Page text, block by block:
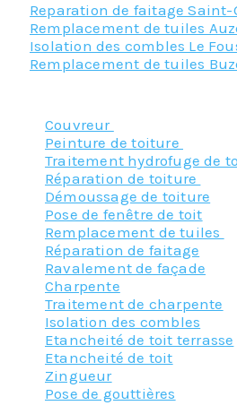
Reparation de faitage Saint-
Remplacement de tuiles
Isolation des combles Le
Remplacement de tuiles
Couvreur
Peinture de toiture
Traitement hydrofuge de
Réparation de toiture
Démoussage de toiture
Pose de fenêtre de toit
Remplacement de tuiles
Réparation de faitage
Ravalement de façade
Charpente
Traitement de charpente
Isolation des combles
Etancheité de toit terrasse
Etancheité de toit
Zingueur
Pose de gouttières